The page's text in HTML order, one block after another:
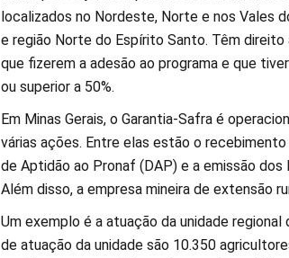
localizados no Nordeste, Norte e nos Vales
e região Norte do Espírito Santo. Têm
que fizerem a adesão ao programa e que
ou superior a 50%.
Em Minas Gerais, o Garantia-Safra é
várias ações. Entre elas estão o
de Aptidão ao Pronaf (DAP) e a emissão
Além disso, a empresa mineira de extensão
Um exemplo é a atuação da unidade
de atuação da unidade são 10.350